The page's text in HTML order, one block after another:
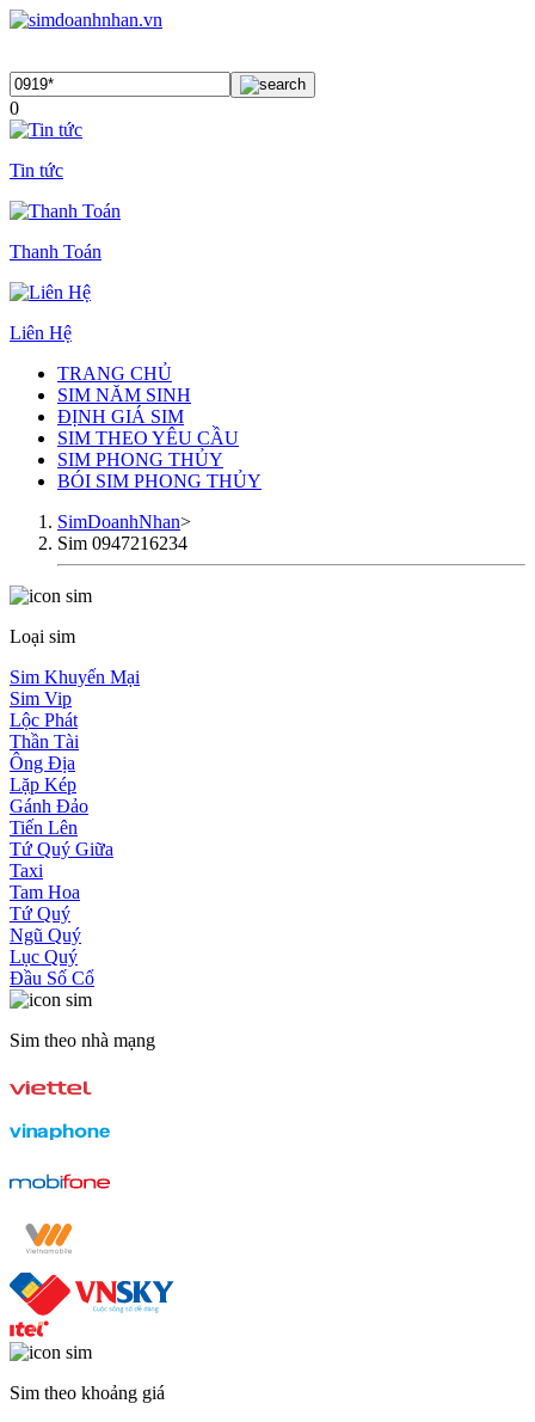
0
Tin tức
Thanh Toán
Liên Hệ
TRANG CHỦ
SIM NĂM SINH
ĐỊNH GIÁ SIM
SIM THEO YÊU CẦU
SIM PHONG THỦY
BÓI SIM PHONG THỦY
SimDoanhNhan>
Sim 0947216234
Loại sim
Sim Khuyến Mại
Sim Vip
Lộc Phát
Thần Tài
Ông Địa
Lặp Kép
Gánh Đảo
Tiến Lên
Tứ Quý Giữa
Taxi
Tam Hoa
Tứ Quý
Ngũ Quý
Lục Quý
Đầu Số Cổ
Sim theo nhà mạng
Sim theo khoảng giá